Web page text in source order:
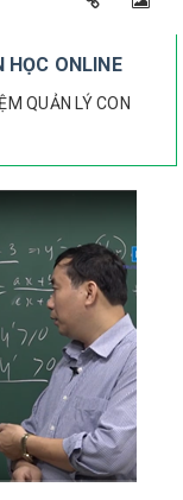
HỌC ONLINE
QUẢN LÝ CON